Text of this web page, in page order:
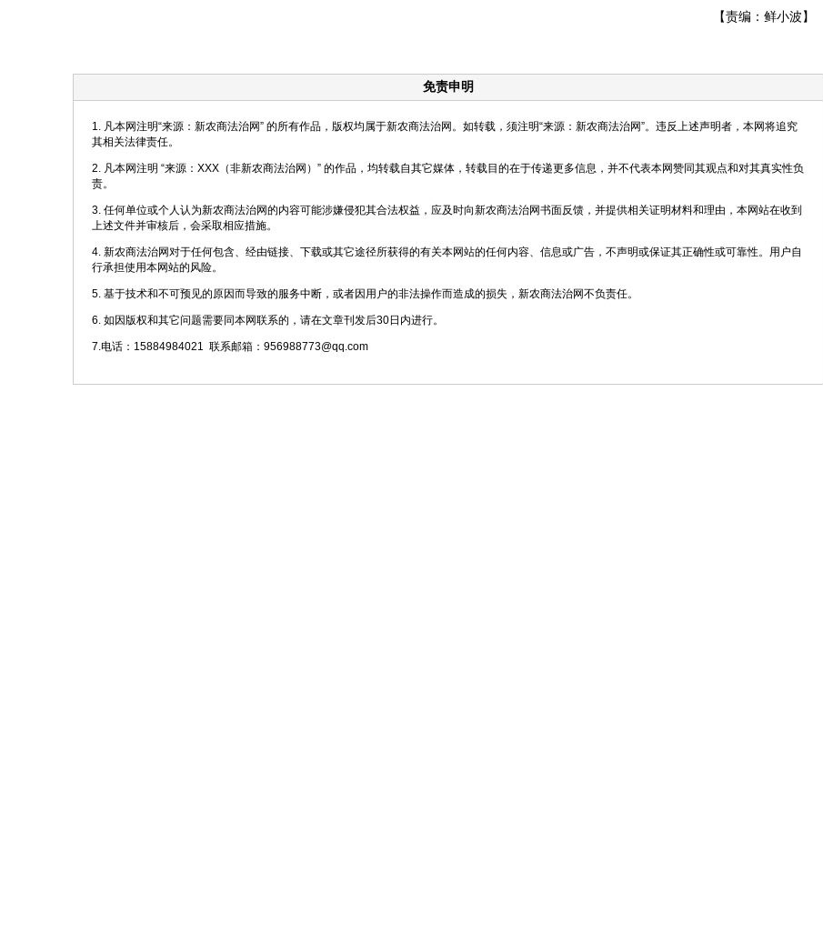
【责编：鲜小波】
免责申明
1. 凡本网注明“来源：新农商法治网” 的所有作品，版权均属于新农商法治网。如转载，须注明“来源：新农商法治网”。违反上述声明者，本网将追究
其相关法律责任。
2. 凡本网注明 “来源：XXX（非新农商法治网）” 的作品，均转载自其它媒体，转载目的在于传递更多信息，并不代表本网赞同其观点和对其真实性负
责。
3. 任何单位或个人认为新农商法治网的内容可能涉嫌侵犯其合法权益，应及时向新农商法治网书面反馈，并提供相关证明材料和理由，本网站在收到
上述文件并审核后，会采取相应措施。
4. 新农商法治网对于任何包含、经由链接、下载或其它途径所获得的有关本网站的任何内容、信息或广告，不声明或保证其正确性或可靠性。用户自
行承担使用本网站的风险。
5. 基于技术和不可预见的原因而导致的服务中断，或者因用户的非法操作而造成的损失，新农商法治网不负责任。
6. 如因版权和其它问题需要同本网联系的，请在文章刊发后30日内进行。
7.电话：15884984021 联系邮箱：956988773@qq.com